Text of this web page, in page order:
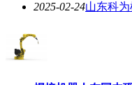
2025-02-24山东科